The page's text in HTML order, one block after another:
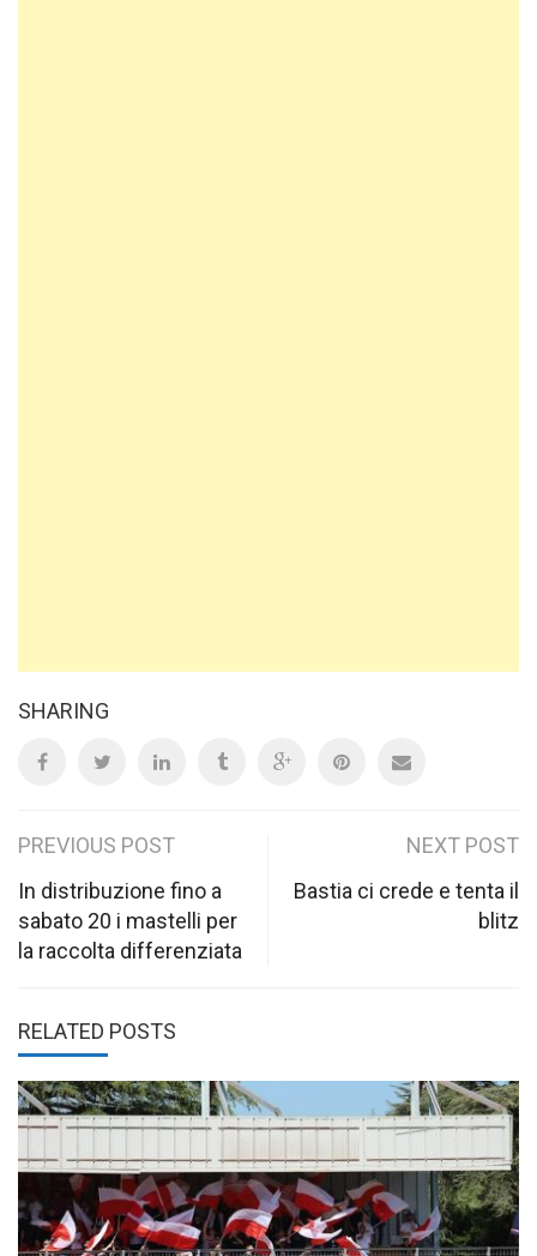
SHARING
Post
navigation
PREVIOUS POST
In distribuzione fino a
sabato 20 i mastelli per
la raccolta differenziata
NEXT POST
Bastia ci crede e tenta il
blitz
RELATED POSTS